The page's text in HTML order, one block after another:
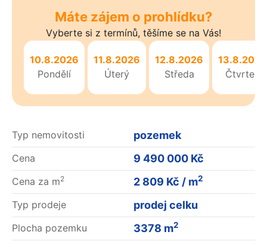
Máte zájem o prohlídku?
Vyberte si z termínů, těšíme se na Vás!
10.8.2026
Pondělí
11.8.2026
Úterý
12.8.2026
Středa
13.8.2026
Čtvrtek
Typ nemovitosti pozemek
Cena 9 490 000 Kč
Cena za m2 2 809 Kč / m2
Typ prodeje prodej celku
Plocha pozemku 3378 m2